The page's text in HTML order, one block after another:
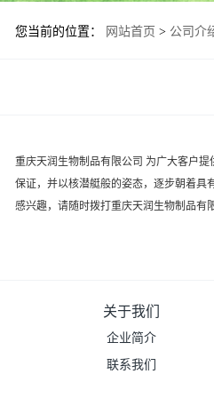
您当前的位置： 网站首页 > 公司介
重庆天润生物制品有限公司 为广大客户
保证，并以核潜艇般的姿态，逐步朝着具
感兴趣，请随时拨打重庆天润生物制品有
关于我们
企业简介
联系我们